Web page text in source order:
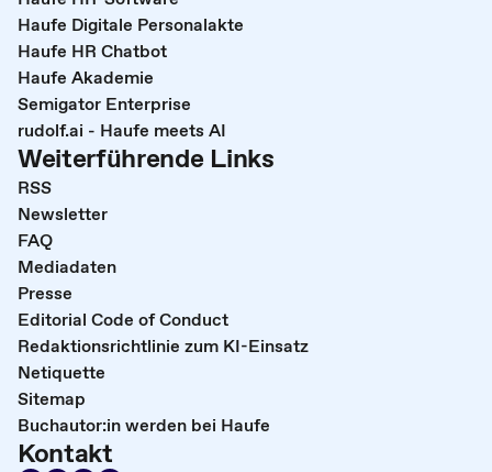
Haufe Digitale Personalakte
Haufe HR Chatbot
Haufe Akademie
Semigator Enterprise
rudolf.ai - Haufe meets AI
Weiterführende Links
RSS
Newsletter
FAQ
Mediadaten
Presse
Editorial Code of Conduct
Redaktionsrichtlinie zum KI-Einsatz
Netiquette
Sitemap
Buchautor:in werden bei Haufe
Kontakt